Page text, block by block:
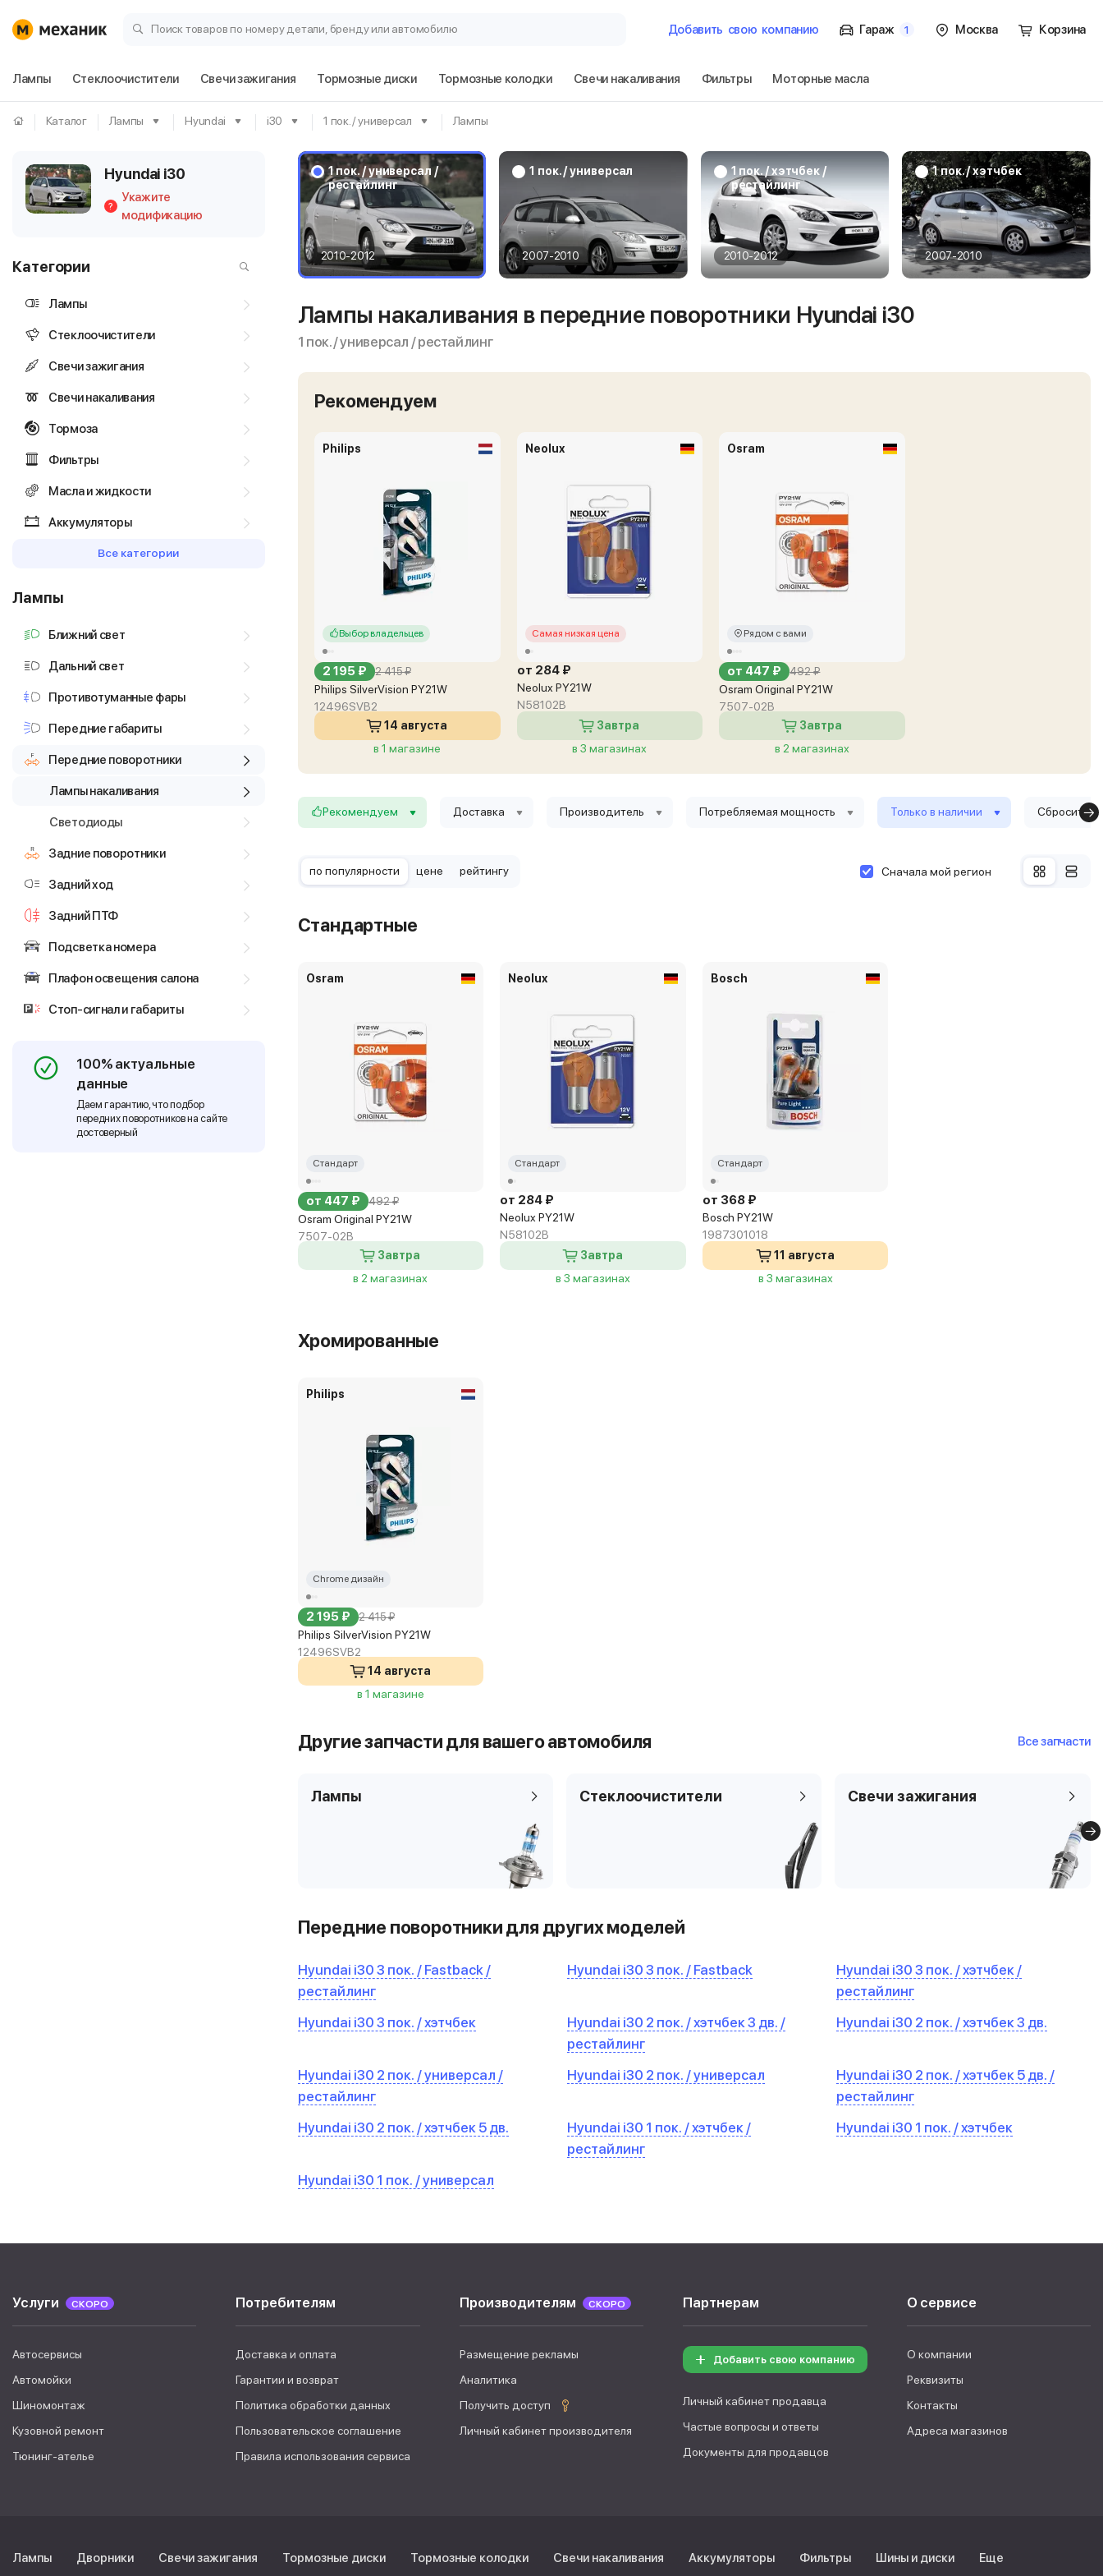
Поиск товаров по номеру детали, бренду или автомобилю Добавить свою компанию Гараж 1
Гараж
рестайлинг
Сбросить
Москва Корзина
Лампы Стеклоочистители Свечи зажигания Тормозные диски Тормозные колодки Свечи накаливания Фильтры Моторные масла
Каталог Лампы Hyundai i30 1 пок. / универсал Лампы
Hyundai i30
?
Укажите
модификацию
Категории
Лампы
Стеклоочистители
Свечи зажигания
Свечи накаливания
Тормоза
Фильтры
Масла и жидкости
Аккумуляторы
Все категории
Лампы
Ближний свет
Дальний свет
Противотуманные фары
Передние габариты
Передние поворотники
Лампы накаливания
Светодиоды
Задние поворотники
Задний ход
Задний ПТФ
Подсветка номера
Плафон освещения салона
Стоп-сигнал и габариты
100% актуальные
данные
Даем гарантию, что подбор
передних поворотников на сайте
достоверный
1 пок. / универсал /
рестайлинг
2010-2012
1 пок. / универсал
2007-2010
1 пок. / хэтчбек /
рестайлинг
2010-2012
1 пок. / хэтчбек
2007-2010
Лампы накаливания в передние поворотники Hyundai i30
1 пок. / универсал / рестайлинг
Рекомендуем
Philips
Выбор владельцев
2 195 ₽ 2 415 ₽
Philips SilverVision PY21W
12496SVB2
14 августа
в 1 магазине
Neolux
Самая низкая цена
от 284 ₽
Neolux PY21W
N58102B
Завтра
в 3 магазинах
Osram
Рядом с вами
от 447 ₽ 492 ₽
Osram Original PY21W
7507-02B
Завтра
в 2 магазинах
Рекомендуем Доставка Производитель Потребляемая мощность Только в наличии Сбросить
по популярности цене рейтингу Сначала мой регион
Стандартные
Osram
Стандарт
от 447 ₽ 492 ₽
Osram Original PY21W
7507-02B
Завтра
в 2 магазинах
Neolux
Стандарт
от 284 ₽
Neolux PY21W
N58102B
Завтра
в 3 магазинах
Bosch
Стандарт
от 368 ₽
Bosch PY21W
1987301018
11 августа
в 3 магазинах
Хромированные
Philips
Chrome дизайн
2 195 ₽ 2 415 ₽
Philips SilverVision PY21W
12496SVB2
14 августа
в 1 магазине
Другие запчасти для вашего автомобиля Все запчасти
Лампы Стеклоочистители Свечи зажигания
Передние поворотники для других моделей
Hyundai i30 3 пок. / Fastback /
рестайлинг
Hyundai i30 3 пок. / Fastback
Hyundai i30 3 пок. / хэтчбек /
рестайлинг
Hyundai i30 3 пок. / хэтчбек
Hyundai i30 2 пок. / хэтчбек 3 дв. /
рестайлинг
Hyundai i30 2 пок. / хэтчбек 3 дв.
Hyundai i30 2 пок. / универсал /
рестайлинг
Hyundai i30 2 пок. / универсал
Hyundai i30 2 пок. / хэтчбек 5 дв. /
рестайлинг
Hyundai i30 2 пок. / хэтчбек 5 дв.
Hyundai i30 1 пок. / хэтчбек /
рестайлинг
Hyundai i30 1 пок. / хэтчбек
Hyundai i30 1 пок. / универсал
Услуги СКОРО
Автосервисы
Автомойки
Шиномонтаж
Кузовной ремонт
Тюнинг-ателье
Потребителям
Доставка и оплата
Гарантии и возврат
Политика обработки данных
Пользовательское соглашение
Правила использования сервиса
Производителям СКОРО
Размещение рекламы
Аналитика
Получить доступ
Личный кабинет производителя
Партнерам
Добавить свою компанию
Личный кабинет продавца
Частые вопросы и ответы
Документы для продавцов
О сервисе
О компании
Реквизиты
Контакты
Адреса магазинов
Лампы Дворники Свечи зажигания Тормозные диски Тормозные колодки Свечи накаливания Аккумуляторы Фильтры Шины и диски Еще